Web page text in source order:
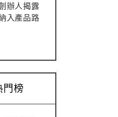
辦人揭露
入產品路
門榜